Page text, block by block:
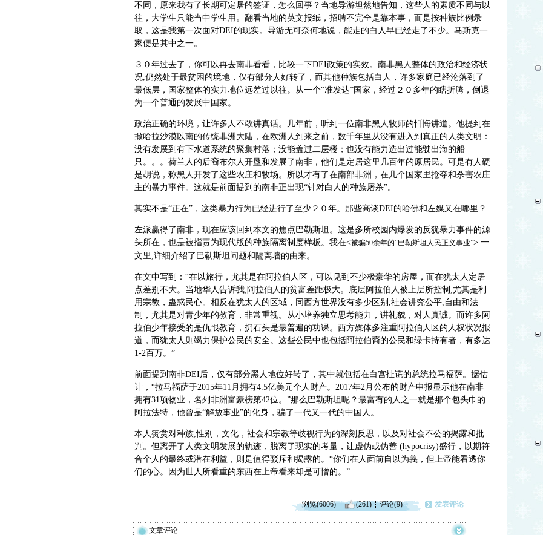
不同，原来我有了长期可定居的签证，怎么回事？当地导游坦然地告知，这些人的素质不同与以
往，大学生只能当中学生用。翻看当地的英文报纸，招聘不完全是靠本事，而是按种族比例录
取，这是我第一次面对DEI的现实。导游无可奈何地说，能走的白人早已经走了不少。马斯克一
家便是其中之一。
３０年过去了，你可以再去南非看看，比较一下DEI政策的实效。南非黑人整体的政治和经济状
况,仍然处于最贫困的境地，仅有部分人好转了，而其他种族包括白人，许多家庭已经沦落到了
最低层，国家整体的实力地位远差过以往。从一个“准发达”国家，经过２０多年的瞎折腾，倒退
为一个普通的发展中国家。
政治正确的环境，让许多人不敢讲真话。几年前，听到一位南非黑人牧师的忏悔讲道。他提到在
撒哈拉沙漠以南的传统非洲大陆，在欧洲人到来之前，数千年里从没有进入到真正的人类文明：
没有发展到有下水道系统的聚集村落；没能盖过二层楼；也没有能力造出过能驶出海的船
只。。。荷兰人的后裔布尔人开垦和发展了南非，他们是定居这里几百年的原居民。可是有人硬
是胡说，称黑人开发了这些农庄和牧场。所以才有了在南部非洲，在几个国家里抢夺和杀害农庄
主的暴力事件。这就是前面提到的南非正出现“针对白人的种族屠杀”。
其实不是“正在”，这类暴力行为已经进行了至少２０年。那些高谈DEI的哈佛和左媒又在哪里？
左派赢得了南非，现在应该回到本文的焦点巴勒斯坦。这是多所校园内爆发的反犹暴力事件的源
头所在，也是被指责为现代版的种族隔离制度样板。我在<被骗50余年的“巴勒斯坦人民正义事业”> 一
文里,详细介绍了巴勒斯坦问题和隔离墙的由来。
在文中写到：“在以旅行，尤其是在阿拉伯人区，可以见到不少极豪华的房屋，而在犹太人定居
点差别不大。当地华人告诉我,阿拉伯人的贫富差距极大。底层阿拉伯人被上层所控制,尤其是利
用宗教，蛊惑民心。相反在犹太人的区域，同西方世界没有多少区别,社会讲究公平,自由和法
制，尤其是对青少年的教育，非常重视。从小培养独立思考能力，讲礼貌，对人真诚。而许多阿
拉伯少年接受的是仇恨教育，扔石头是最普遍的功课。西方媒体多注重阿拉伯人区的人权状况报
道，而犹太人则竭力保护公民的安全。这些公民中也包括阿拉伯裔的公民和绿卡持有者，有多达
1-2百万。”
前面提到南非DEI后，仅有部分黑人地位好转了，其中就包括在白宫扯谎的总统拉马福萨。据估
计，“拉马福萨于2015年11月拥有4.5亿美元个人财产。2017年2月公布的财产申报显示他在南非
拥有31项物业，名列非洲富豪榜第42位。”那么巴勒斯坦呢？最富有的人之一就是那个包头巾的
阿拉法特，他曾是“解放事业”的化身，骗了一代又一代的中国人。
本人赞赏对种族,性别，文化，社会和宗教等歧视行为的深刻反思，以及对社会不公的揭露和批
判。但离开了人类文明发展的轨迹，脱离了现实的考量，让虚伪或伪善 (hypocrisy)盛行，以期符
合个人的最终或潜在利益，则是值得驳斥和揭露的。“你们在人面前自以为義，但上帝能看透你
们的心。因为世人所看重的东西在上帝看来却是可憎的。”
浏览(6006) (261) 评论(9) 发表评论
文章评论